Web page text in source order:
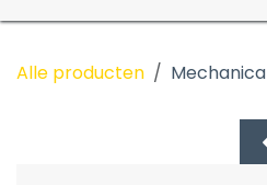
Alle producten Mechanica